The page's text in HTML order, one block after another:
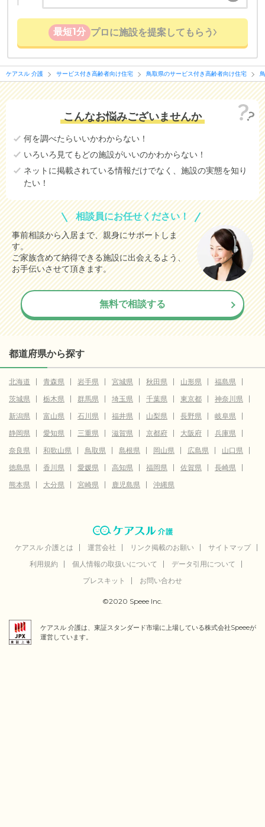
最短1分 プロに施設を提案してもらう
ケアスル 介護 サービス付き高齢者向け住宅 鳥取県のサービス付き高齢者向け住宅
こんなお悩みございませんか
何を調べたらいいかわからない！
いろいろ見てもどの施設がいいのかわからない！
ネットに掲載されている情報だけでなく、施設の実態を知り
たい！
相談員にお任せください！
事前相談から入居まで、親身にサポートしま
す。
ご家族含めて納得できる施設に出会えるよう、
お手伝いさせて頂きます。
無料で相談する
都道府県から探す
北海道 青森県 岩手県 宮城県 秋田県 山形県
福島県
茨城県
栃木県 群馬県 埼玉県 千葉県 東京都
神奈川県
新潟県
富山県 石川県 福井県 山梨県 長野県
岐阜県
静岡県
愛知県 三重県 滋賀県 京都府 大阪府
兵庫県
奈良県
和歌山県 鳥取県 島根県 岡山県 広島県
山口県
徳島県
香川県 愛媛県 高知県 福岡県 佐賀県
長崎県
熊本県
大分県 宮崎県 鹿児島県 沖縄県
ケアスル 介護とは 運営会社 リンク掲載のお願い
サイトマップ
利用規約
個人情報の取扱いについて
データ引用について
プレスキット
お問い合わせ
©2020 Speee Inc.
ケアスル 介護は、東証スタンダード市場に上場している株式会社Speeeが
運営しています。